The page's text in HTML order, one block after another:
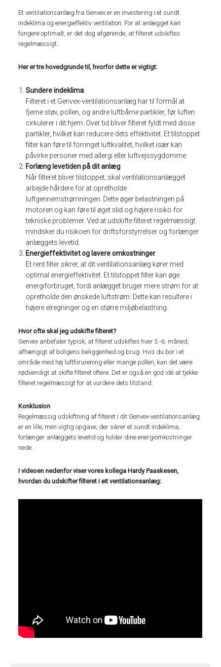
Et ventilationsanlæg fra Genvex er en investering i et sundt
indeklima og energieffektiv ventilation. For at anlægget kan
fungere optimalt, er det dog afgørende, at filteret udskiftes
regelmæssigt.
Her er tre hovedgrunde til, hvorfor dette er vigtigt:
Sundere indeklima
Filteret i et Genvex-ventilationsanlæg har til formål at
fjerne støv, pollen, og andre luftbårne partikler, før luften
cirkulerer i dit hjem. Over tid bliver filteret fyldt med disse
partikler, hvilket kan reducere dets effektivitet. Et tilstoppet
filter kan føre til forringet luftkvalitet, hvilket især kan
påvirke personer med allergi eller luftvejssygdomme.
Forlæng levetiden på dit anlæg
Når filteret bliver tilstoppet, skal ventilationsanlægget
arbejde hårdere for at opretholde
luftgennemstrømningen. Dette øger belastningen på
motoren og kan føre til øget slid og højere risiko for
tekniske problemer. Ved at udskifte filteret regelmæssigt
mindsker du risikoen for driftsforstyrrelser og forlænger
anlæggets levetid.
Energieffektivitet og lavere omkostninger
Et rent filter sikrer, at dit ventilationsanlæg kører med
optimal energieffektivitet. Et tilstoppet filter kan øge
energiforbruget, fordi anlægget bruger mere strøm for at
opretholde den ønskede luftstrøm. Dette kan resultere i
højere elregninger og en større miljøbelastning.
Hvor ofte skal jeg udskifte filteret?
Genvex anbefaler typisk, at filteret udskiftes hver 3.-6. måned,
afhængigt af boligens beliggenhed og brug. Hvis du bor i et
område med høj luftforurening eller mange pollen, kan det være
nødvendigt at skifte filteret oftere. Det er også en god idé at tjekke
filteret regelmæssigt for at vurdere dets tilstand.
Konklusion
Regelmæssig udskiftning af filteret i dit Genvex-ventilationsanlæg
er en lille, men vigtig opgave, der sikrer et sundt indeklima,
forlænger anlæggets levetid og holder dine energiomkostninger
nede.
I videoen nedenfor viser vores kollega Hardy Paaskesen,
hvordan du udskifter filteret i eit ventilationsanlæg: